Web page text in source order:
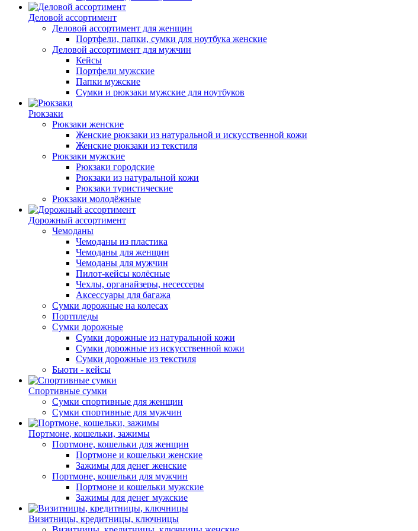
Деловой ассортимент
Деловой ассортимент для женщин
Портфели, папки, сумки для ноутбука женские
Деловой ассортимент для мужчин
Кейсы
Портфели мужские
Папки мужские
Сумки и рюкзаки мужские для ноутбуков
Рюкзаки
Рюкзаки женские
Женские рюкзаки из натуральной и искусственной кожи
Женские рюкзаки из текстиля
Рюкзаки мужские
Рюкзаки городские
Рюкзаки из натуральной кожи
Рюкзаки туристические
Рюкзаки молодёжные
Дорожный ассортимент
Чемоданы
Чемоданы из пластика
Чемоданы для женщин
Чемоданы для мужчин
Пилот-кейсы колёсные
Чехлы, органайзеры, несессеры
Аксессуары для багажа
Сумки дорожные на колесах
Портпледы
Сумки дорожные
Сумки дорожные из натуральной кожи
Сумки дорожные из искусственной кожи
Сумки дорожные из текстиля
Бьюти - кейсы
Спортивные сумки
Сумки спортивные для женщин
Сумки спортивные для мужчин
Портмоне, кошельки, зажимы
Портмоне, кошельки для женщин
Портмоне и кошельки женские
Зажимы для денег женские
Портмоне, кошельки для мужчин
Портмоне и кошельки мужские
Зажимы для денег мужские
Визитницы, кредитницы, ключницы